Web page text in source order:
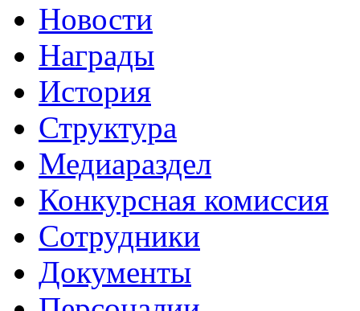
Новости
Награды
История
Структура
Медиараздел
Конкурсная комиссия
Сотрудники
Документы